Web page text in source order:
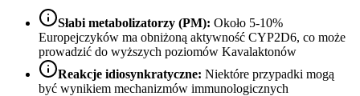
Słabi metabolizatorzy (PM): Około 5-10%
Europejczyków ma obniżoną aktywność CYP2D6, co może
prowadzić do wyższych poziomów Kavalaktonów
Reakcje idiosynkratyczne: Niektóre przypadki mogą
być wynikiem mechanizmów immunologicznych